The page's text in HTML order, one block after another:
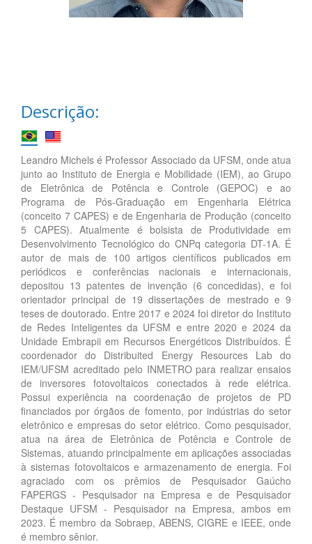
Descrição:
Leandro Michels é Professor Associado da UFSM, onde atua
junto ao Instituto de Energia e Mobilidade (IEM), ao Grupo
de Eletrônica de Potência e Controle (GEPOC) e ao
Programa de Pós-Graduação em Engenharia Elétrica
(conceito 7 CAPES) e de Engenharia de Produção (conceito
5 CAPES). Atualmente é bolsista de Produtividade em
Desenvolvimento Tecnológico do CNPq categoria DT-1A. É
autor de mais de 100 artigos científicos publicados em
periódicos e conferências nacionais e internacionais,
depositou 13 patentes de invenção (6 concedidas), e foi
orientador principal de 19 dissertações de mestrado e 9
teses de doutorado. Entre 2017 e 2024 foi diretor do Instituto
de Redes Inteligentes da UFSM e entre 2020 e 2024 da
Unidade Embrapii em Recursos Energéticos Distribuídos. É
coordenador do Distribuited Energy Resources Lab do
IEM/UFSM acreditado pelo INMETRO para realizar ensaios
de inversores fotovoltaicos conectados à rede elétrica.
Possui experiência na coordenação de projetos de PD
financiados por órgãos de fomento, por indústrias do setor
eletrônico e empresas do setor elétrico. Como pesquisador,
atua na área de Eletrônica de Potência e Controle de
Sistemas, atuando principalmente em aplicações associadas
à sistemas fotovoltaicos e armazenamento de energia. Foi
agraciado com os prêmios de Pesquisador Gaúcho
FAPERGS - Pesquisador na Empresa e de Pesquisador
Destaque UFSM - Pesquisador na Empresa, ambos em
2023. É membro da Sobraep, ABENS, CIGRE e IEEE, onde
é membro sênior.